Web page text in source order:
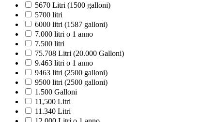
5670 Litri (1500 galloni)
5700 litri
6000 litri (1587 galloni)
7.000 litri o 1 anno
7.500 litri
75.708 Litri (20.000 Galloni)
9.463 litri o 1 anno
9463 litri (2500 galloni)
9500 litri (2500 galloni)
1.500 Galloni
11,500 Litri
11.340 Litri